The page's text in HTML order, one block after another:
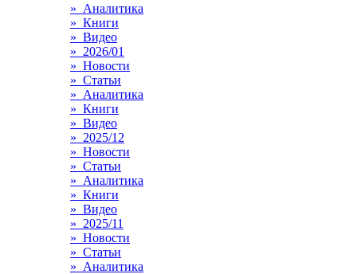
» Аналитика
» Книги
» Видео
» 2026/01
» Новости
» Статьи
» Аналитика
» Книги
» Видео
» 2025/12
» Новости
» Статьи
» Аналитика
» Книги
» Видео
» 2025/11
» Новости
» Статьи
» Аналитика